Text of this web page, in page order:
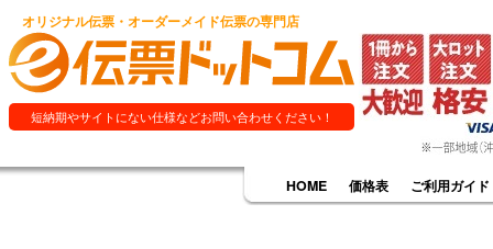
オリジナル伝票・オーダーメイド伝票の専門店
短納期やサイトにない仕様などお問い合わせください！
HOME 価格表 ご利用ガイド